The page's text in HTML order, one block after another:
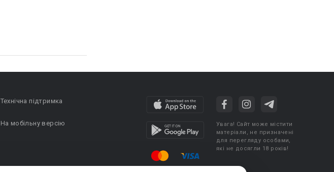
Технічна підтримка
На мобільну версію
Увага! Сайт може містити
матеріали, не призначені
для перегляду особами,
які не досягли 18 років!